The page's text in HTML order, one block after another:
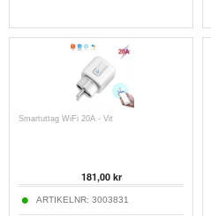
Smartuttag WiFi 20A - Vit
181,00kr
ARTIKELNR: 3003831